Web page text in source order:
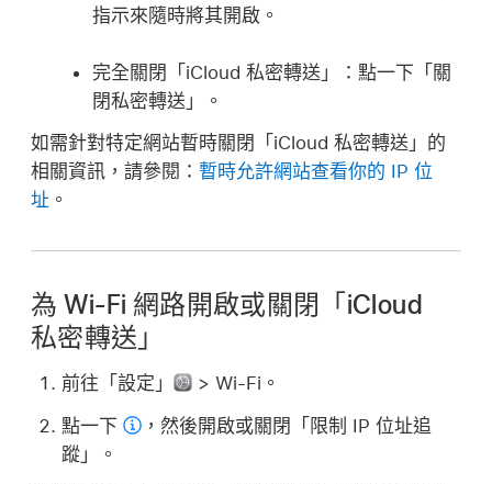
指示來隨時將其開啟。
完全關閉「iCloud 私密轉送」：點一下「關
閉私密轉送」。
如需針對特定網站暫時關閉「iCloud 私密轉送」的
相關資訊，請參閱： 暫時允許網站查看你的 IP 位
址 。
為 Wi-Fi 網路開啟或關閉「iCloud
私密轉送」
前往「設定」
> Wi-Fi。
點一下
，然後開啟或關閉「限制 IP 位址追
蹤」。